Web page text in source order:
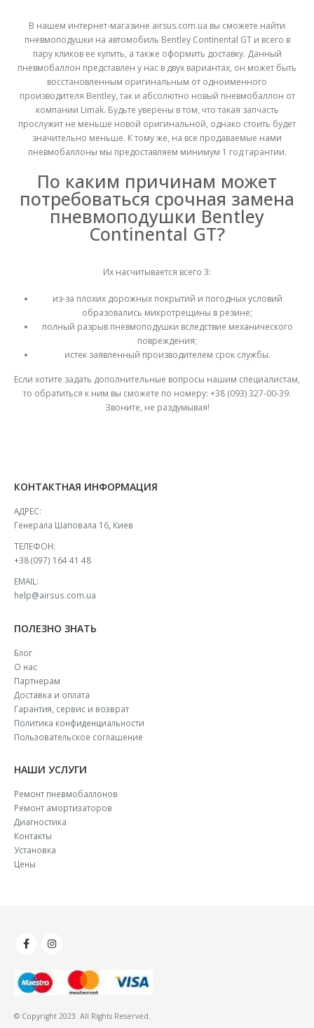
В нашем интернет-магазине airsus.com.ua вы сможете найти
пневмоподушки на автомобиль Bentley Continental GT и всего в
пару кликов ее купить, а также оформить доставку. Данный
пневмобаллон представлен у нас в двух вариантах, он может быть
восстановленным оригинальным от одноименного
производителя Bentley, так и абсолютно новый пневмобаллон от
компании Limak. Будьте уверены в том, что такая запчасть
прослужит не меньше новой оригинальной, однако стоить будет
значительно меньше. К тому же, на все продаваемые нами
пневмобаллоны мы предоставляем минимум 1 год гарантии.
По каким причинам может
потребоваться срочная замена
пневмоподушки Bentley
Continental GT?
Их насчитывается всего 3:
из-за плохих дорожных покрытий и погодных условий
образовались микротрещины в резине;
полный разрыв пневмоподушки вследствие механического
повреждения;
истек заявленный производителем срок службы.
Если хотите задать дополнительные вопросы нашим специалистам,
то обратиться к ним вы сможете по номеру: +38 (093) 327-00-39.
Звоните, не раздумывая!
КОНТАКТНАЯ ИНФОРМАЦИЯ
АДРЕС:
Генерала Шаповала 16, Киев
ТЕЛЕФОН:
+38 (097) 164 41 48
EMAIL:
help@airsus.com.ua
ПОЛЕЗНО ЗНАТЬ
Блог
О нас
Партнерам
Доставка и оплата
Гарантия, сервис и возврат
Политика конфиденциальности
Пользовательское соглашение
НАШИ УСЛУГИ
Ремонт пневмобаллонов
Ремонт амортизаторов
Диагностика
Контакты
Установка
Цены
© Copyright 2023. All Rights Reserved.